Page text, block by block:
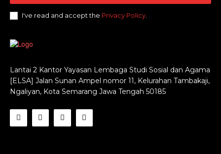
Lantai 2 Kantor Yayasan Lembaga Studi Sosial dan Agama
[ELSA] Jalan Sunan Ampel nomor 11, Kelurahan Tambakaji,
Ngaliyan, Kota Semarang Jawa Tengah 50185
I've read and accept the Privacy Policy.